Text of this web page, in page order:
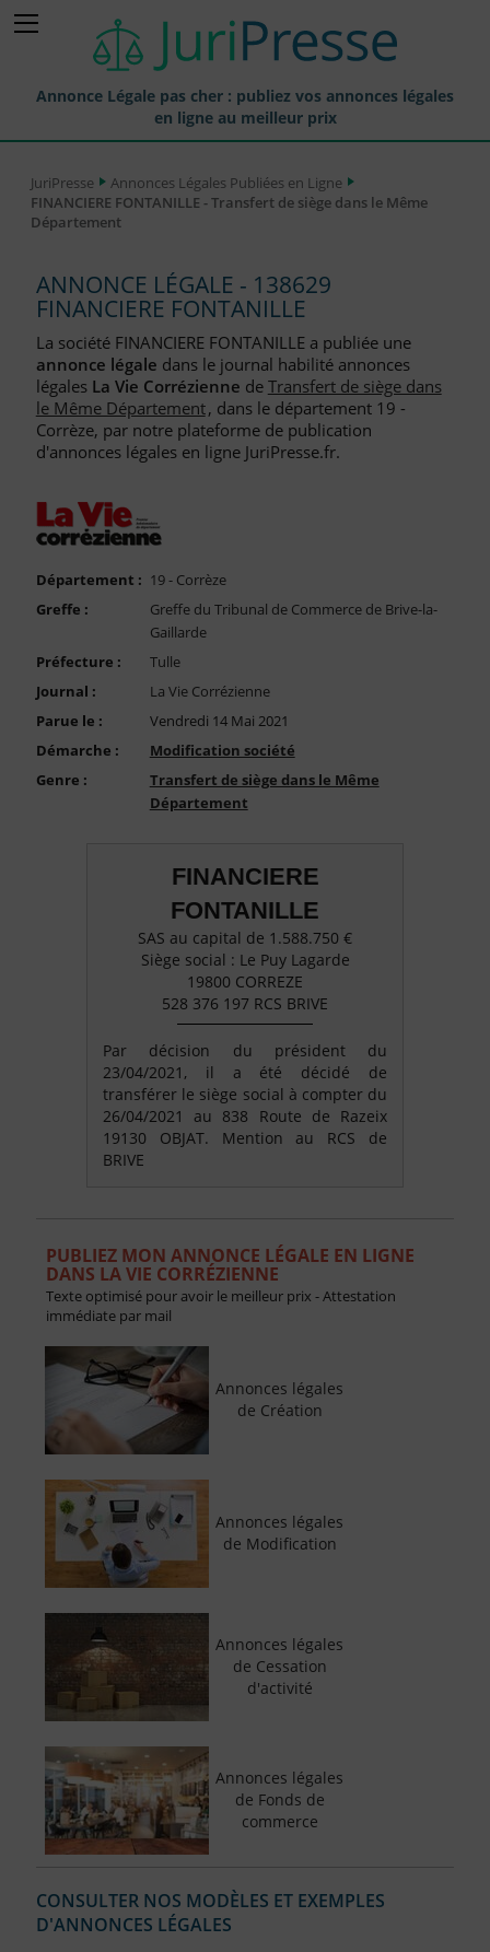
Annonce Légale pas cher : publiez vos annonces légales
en ligne au meilleur prix
Annonces Légales Publiées
Journaux Habilités (JAL) Annonces Légales
Liste des Greffes
Liste des CCI
Le Blog pour les Entreprises
Nous Contacter
Compte PRO
JuriPresse
Annonces Légales Publiées en Ligne
FINANCIERE FONTANILLE - Transfert de siège dans le Même
Département
ANNONCE LÉGALE - 138629
FINANCIERE FONTANILLE
La société FINANCIERE FONTANILLE a publiée une
annonce légale dans le journal habilité annonces
légales La Vie Corrézienne deTransfert de siège dans
le Même Département, dans le département 19 -
Corrèze, par notre plateforme de publication
d'annonces légales en ligne JuriPresse.fr.
Département : 19 - Corrèze
Greffe :
Greffe du Tribunal de Commerce de Brive-la-
Gaillarde
Préfecture :
Tulle
Journal :
La Vie Corrézienne
Parue le :
Vendredi 14 Mai 2021
Démarche :
Modification société
Genre :
Transfert de siège dans le Même
Département
FINANCIERE
FONTANILLE
SAS au capital de 1.588.750 €
Siège social : Le Puy Lagarde
19800 CORREZE
528 376 197 RCS BRIVE
Par décision du président du
23/04/2021, il a été décidé de
transférer le siège social à compter du
26/04/2021 au 838 Route de Razeix
19130 OBJAT. Mention au RCS de
BRIVE
PUBLIEZ MON ANNONCE LÉGALE EN LIGNE
DANS LA VIE CORRÉZIENNE
Texte optimisé pour avoir le meilleur prix - Attestation
immédiate par mail
Annonces légales
de Création
Annonces légales
de Modification
Annonces légales
de Cessation
d'activité
Annonces légales
de Fonds de
commerce
CONSULTER NOS MODÈLES ET EXEMPLES
D'ANNONCES LÉGALES